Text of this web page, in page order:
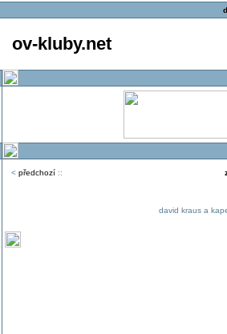
ov-kluby.net
< předchozí::
david kraus a